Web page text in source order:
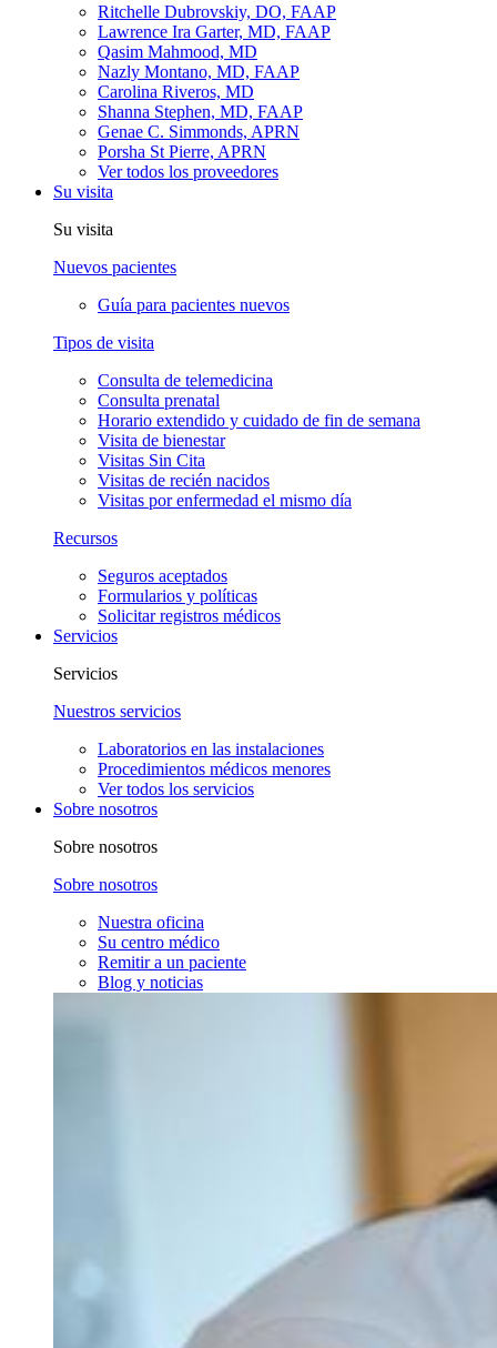
Ritchelle Dubrovskiy, DO, FAAP
Lawrence Ira Garter, MD, FAAP
Qasim Mahmood, MD
Nazly Montano, MD, FAAP
Carolina Riveros, MD
Shanna Stephen, MD, FAAP
Genae C. Simmonds, APRN
Porsha St Pierre, APRN
Ver todos los proveedores
Su visita
Su visita
Nuevos pacientes
Guía para pacientes nuevos
Tipos de visita
Consulta de telemedicina
Consulta prenatal
Horario extendido y cuidado de fin de semana
Visita de bienestar
Visitas Sin Cita
Visitas de recién nacidos
Visitas por enfermedad el mismo día
Recursos
Seguros aceptados
Formularios y políticas
Solicitar registros médicos
Servicios
Servicios
Nuestros servicios
Laboratorios en las instalaciones
Procedimientos médicos menores
Ver todos los servicios
Sobre nosotros
Sobre nosotros
Sobre nosotros
Nuestra oficina
Su centro médico
Remitir a un paciente
Blog y noticias